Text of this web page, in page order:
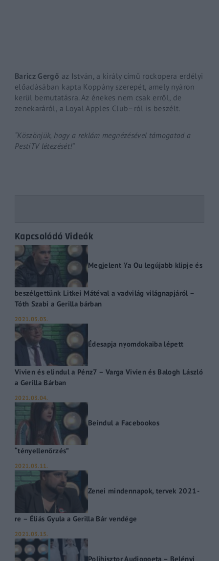
Baricz Gergő az István, a király című rockopera erdélyi
előadásában kapta Koppány szerepét, amely nyáron
kerül bemutatásra. Az énekes nem csak erről, de
zenekaráról, a Loyal Apples Club– ról is beszélt.
“Köszönjük, hogy a reklám megnézésével támogatod a
PestiTV létezését!”
Kapcsolódó Videók
Megjelent Ya Ou legújabb klipje és
beszélgettünk Litkei Mátéval a vadvilág világnapjáról –
Tóth Szabi a Gerilla bárban
2021.03.03.
Édesapja nyomdokaiba lépett
Vivien és elindul a Pénz7 – Varga Vivien és Balogh László
a Gerilla Bárban
2021.03.04.
Beindul a Facebookos
“tényellenőrzés”
2021.03.11.
Zenei mindennapok, tervek 2021-
re – Éliás Gyula a Gerilla Bár vendége
2021.03.15.
Polihisztor Audiopoeta – Belényi